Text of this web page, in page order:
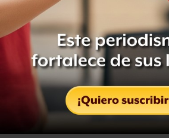
Poco después de que Estados
comenzaran a bombardear Irán el
presidente Donald Trump acusó a
armas nucleares que amenazan a los
Washington y podrían “pronto
estadounidense”.